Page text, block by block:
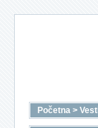
Početna >